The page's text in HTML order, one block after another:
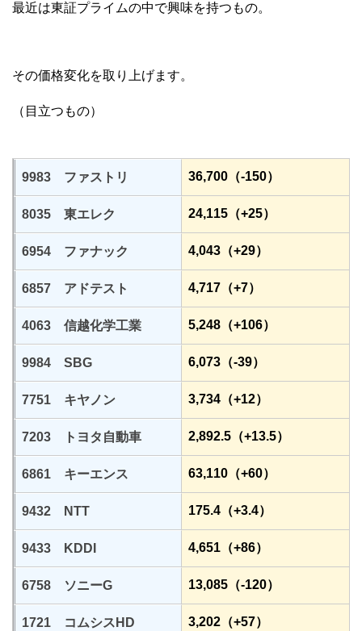
最近は東証プライムの中で興味を持つもの。
その価格変化を取り上げます。
（目立つもの）
9983 ファストリ 36,700（-150）
8035 東エレク 24,115（+25）
6954 ファナック 4,043（+29）
6857 アドテスト 4,717（+7）
4063 信越化学工業 5,248（+106）
9984 SBG 6,073（-39）
7751 キヤノン 3,734（+12）
7203 トヨタ自動車 2,892.5（+13.5）
6861 キーエンス 63,110（+60）
9432 NTT 175.4（+3.4）
9433 KDDI 4,651（+86）
6758 ソニーG 13,085（-120）
1721 コムシスHD 3,202（+57）